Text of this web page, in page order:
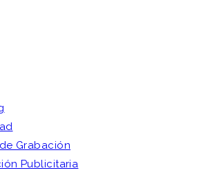
Grabación
Publicitaria